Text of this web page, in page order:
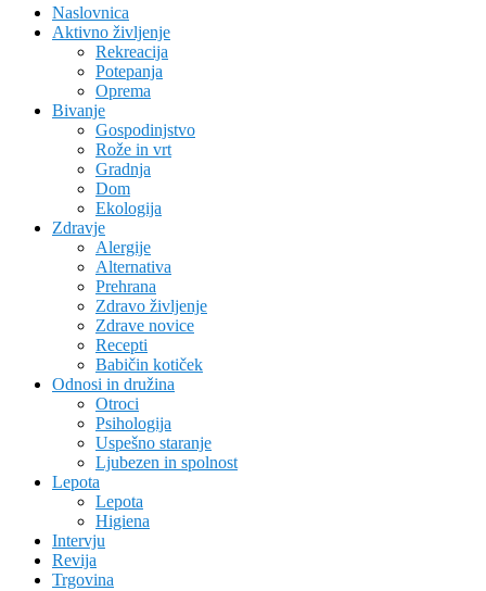
Naslovnica
Aktivno življenje
Rekreacija
Potepanja
Oprema
Bivanje
Gospodinjstvo
Rože in vrt
Gradnja
Dom
Ekologija
Zdravje
Alergije
Alternativa
Prehrana
Zdravo življenje
Zdrave novice
Recepti
Babičin kotiček
Odnosi in družina
Otroci
Psihologija
Uspešno staranje
Ljubezen in spolnost
Lepota
Lepota
Higiena
Intervju
Revija
Trgovina